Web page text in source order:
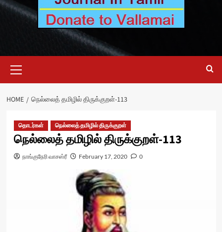
Menu
HOME நெல்லைத் தமிழில் திருக்குறள்-113
தொடர்கள் நெல்லைத் தமிழில் திருக்குறள்
நெல்லைத் தமிழில் திருக்குறள்-113
நாங்குநேரி வாசஸ்ரீ February 17, 2020 0